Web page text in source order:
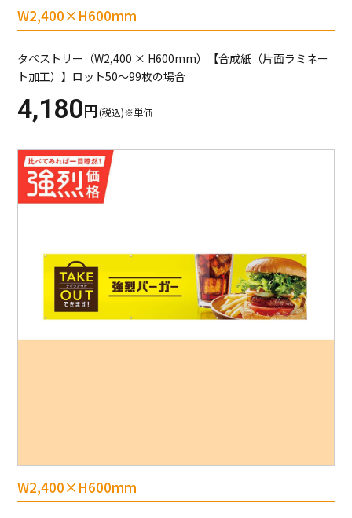
W2,400×H600mm
タペストリー（W2,400 × H600mm）【合成紙（片面ラミネー
ト加工）】ロット50～99枚の場合
4,180円(税込)※単価
W2,400×H600mm